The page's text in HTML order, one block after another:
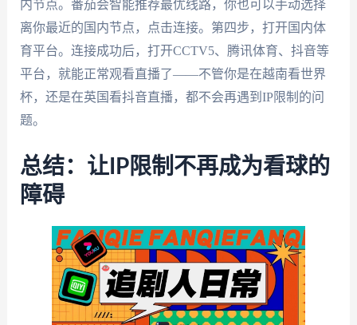
内节点。番茄会智能推荐最优线路，你也可以手动选择
离你最近的国内节点，点击连接。第四步，打开国内体
育平台。连接成功后，打开CCTV5、腾讯体育、抖音等
平台，就能正常观看直播了——不管你是在越南看世界
杯，还是在英国看抖音直播，都不会再遇到IP限制的问
题。
总结：让IP限制不再成为看球的
障碍